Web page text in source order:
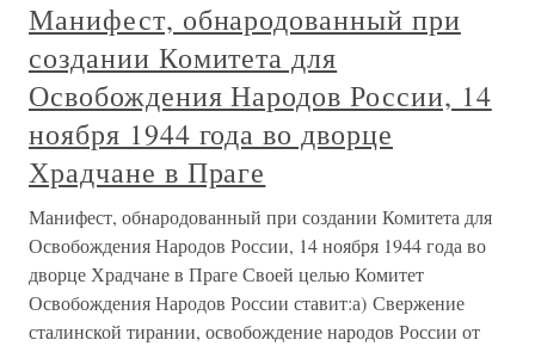
Манифест, обнародованный при
создании Комитета для
Освобождения Народов России, 14
ноября 1944 года во дворце
Храдчане в Праге
Манифест, обнародованный при создании Комитета для
Освобождения Народов России, 14 ноября 1944 года во
дворце Храдчане в Праге Своей целью Комитет
Освобождения Народов России ставит:а) Свержение
сталинской тирании, освобождение народов России от